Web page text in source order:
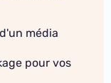
média
pour vos